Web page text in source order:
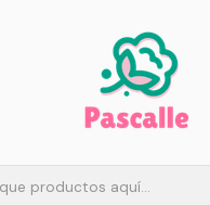
sobre $50.000
INFORMACION
Preguntas frecuentes